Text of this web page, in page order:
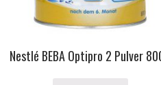
Nestlé BEBA Optipro 2 Pulver